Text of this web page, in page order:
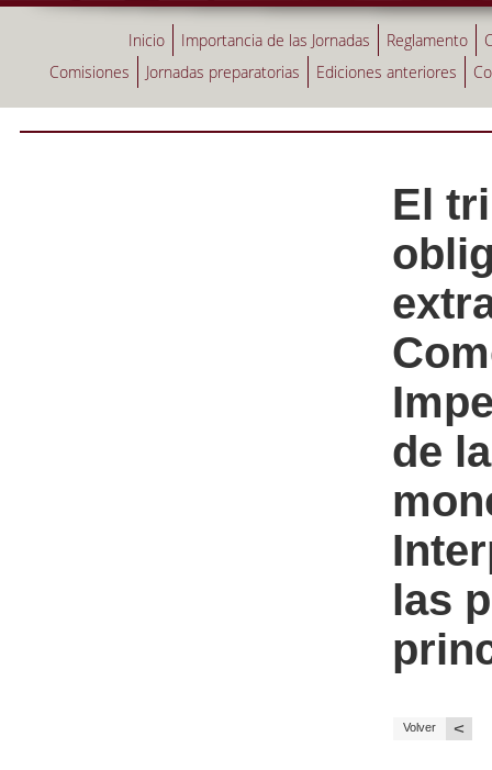
Inicio Importancia de las Jornadas Reglamento
Comisiones
Jornadas preparatorias Ediciones anteriores
El
de
las
Volver <